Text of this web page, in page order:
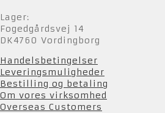
Lager:
Fogedgårdsvej 14
DK4760 Vordingborg
Handelsbetingelser
Leveringsmuligheder
Bestilling og betaling
Om vores virksomhed
Overseas Customers